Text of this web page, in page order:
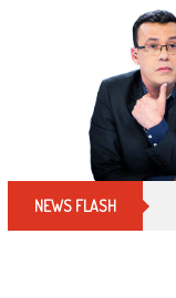
NEWS FLASH